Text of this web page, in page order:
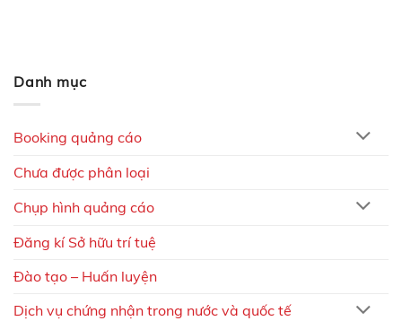
Danh mục
Booking quảng cáo
Chưa được phân loại
Chụp hình quảng cáo
Đăng kí Sở hữu trí tuệ
Đào tạo – Huấn luyện
Dịch vụ chứng nhận trong nước và quốc tế